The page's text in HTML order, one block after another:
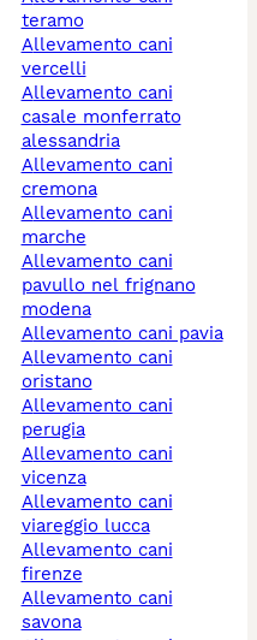
teramo
allevamento cani
vercelli
allevamento cani
casale monferrato
alessandria
allevamento cani
cremona
allevamento cani
marche
allevamento cani
pavullo nel frignano
modena
allevamento cani pavia
allevamento cani
oristano
allevamento cani
perugia
allevamento cani
vicenza
allevamento cani
viareggio lucca
allevamento cani
firenze
allevamento cani
savona